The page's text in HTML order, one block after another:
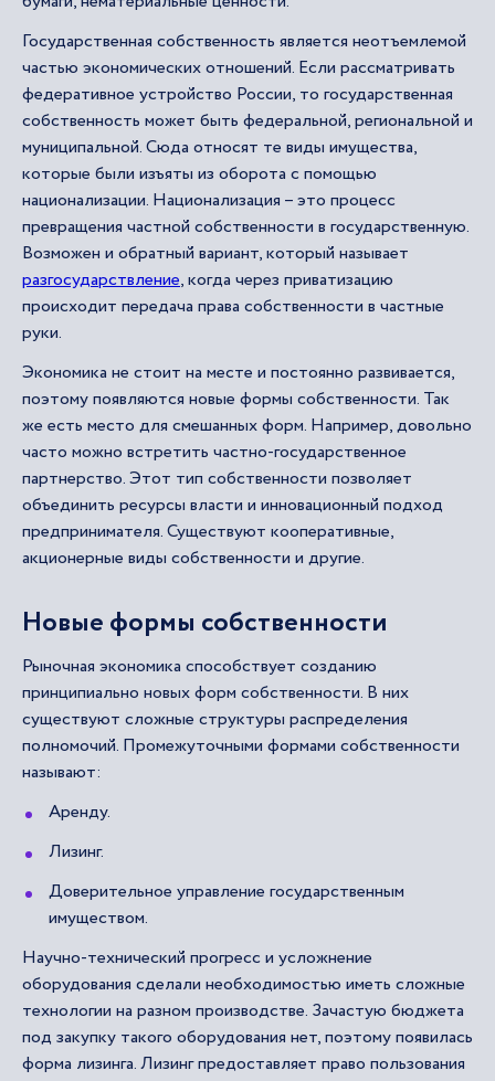
Государственная собственность является неотъемлемой
частью экономических отношений. Если рассматривать
федеративное устройство России, то государственная
собственность может быть федеральной, региональной и
муниципальной. Сюда относят те виды имущества,
которые были изъяты из оборота с помощью
национализации. Национализация – это процесс
превращения частной собственности в государственную.
Возможен и обратный вариант, который называет
разгосударствление, когда через приватизацию
происходит передача права собственности в частные
руки.
Экономика не стоит на месте и постоянно развивается,
поэтому появляются новые формы собственности. Так
же есть место для смешанных форм. Например, довольно
часто можно встретить частно-государственное
партнерство. Этот тип собственности позволяет
объединить ресурсы власти и инновационный подход
предпринимателя. Существуют кооперативные,
акционерные виды собственности и другие.
Новые формы собственности
Рыночная экономика способствует созданию
принципиально новых форм собственности. В них
существуют сложные структуры распределения
полномочий. Промежуточными формами собственности
называют:
Аренду.
Лизинг.
Доверительное управление государственным
имуществом.
Научно-технический прогресс и усложнение
оборудования сделали необходимостью иметь сложные
технологии на разном производстве. Зачастую бюджета
под закупку такого оборудования нет, поэтому появилась
форма лизинга. Лизинг предоставляет право пользования